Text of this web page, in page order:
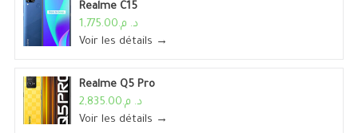
Realme C15
د. م.1,775.00
Voir les détails →
Realme Q5 Pro
د. م.2,835.00
Voir les détails →